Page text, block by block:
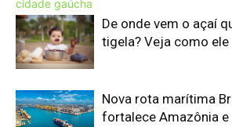
Edição atual da Revista
Amazônia